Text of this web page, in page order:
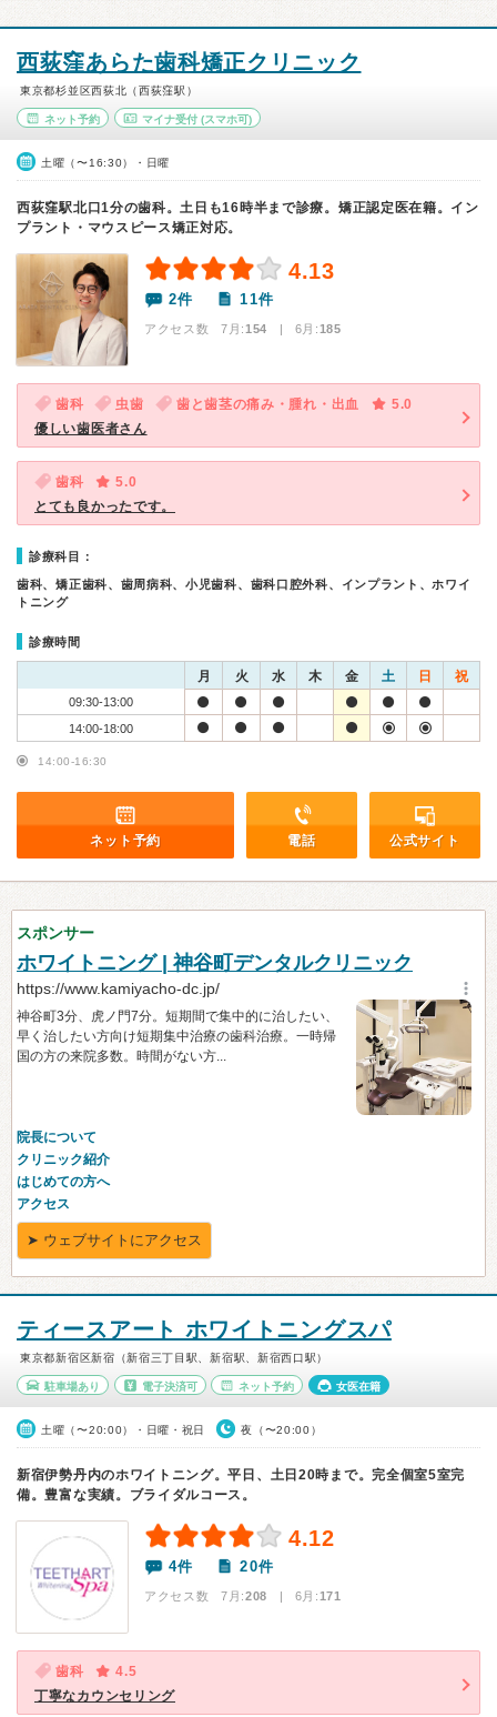
西荻窪あらた歯科矯正クリニック
東京都杉並区西荻北（西荻窪駅）
ネット予約 マイナ受付(スマホ可)
土曜（〜16:30）・日曜
西荻窪駅北口1分の歯科。土日も16時半まで診療。矯正認定医在籍。イン
プラント・マウスピース矯正対応。
4.13
2件 11件
アクセス数 7月:154 | 6月:185
歯科 虫歯 歯と歯茎の痛み・腫れ・出血
5.0
優しい歯医者さん
歯科
5.0
とても良かったです。
診療科目：
歯科、矯正歯科、歯周病科、小児歯科、歯科口腔外科、インプラント、ホワイ
トニング
診療時間
月 火 水 木 金 土 日 祝
09:30-13:00
14:00-18:00
14:00-16:30
ネット予約 電話 公式サイト
ティースアート ホワイトニングスパ
東京都新宿区新宿（新宿三丁目駅、新宿駅、新宿西口駅）
駐車場あり 電子決済可 ネット予約 女医在籍
土曜（〜20:00）・日曜・祝日 夜（〜20:00）
新宿伊勢丹内のホワイトニング。平日、土日20時まで。完全個室5室完
備。豊富な実績。ブライダルコース。
4.12
4件 20件
アクセス数 7月:208 | 6月:171
歯科
4.5
丁寧なカウンセリング